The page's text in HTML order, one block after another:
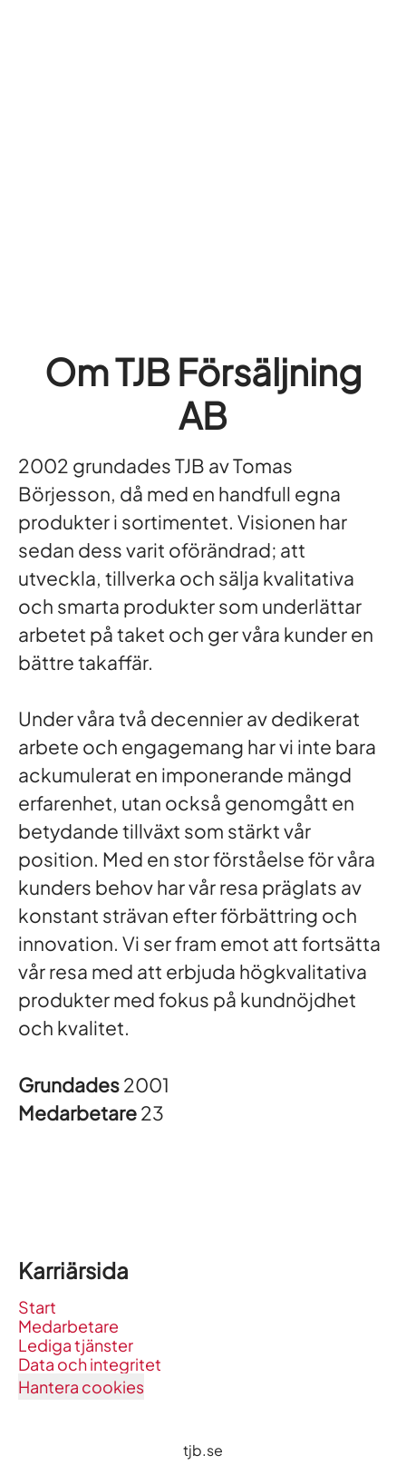
Om TJB Försäljning
AB
2002 grundades TJB av Tomas
Börjesson, då med en handfull egna
produkter i sortimentet. Visionen har
sedan dess varit oförändrad; att
utveckla, tillverka och sälja kvalitativa
och smarta produkter som underlättar
arbetet på taket och ger våra kunder en
bättre takaffär.
Under våra två decennier av dedikerat
arbete och engagemang har vi inte bara
ackumulerat en imponerande mängd
erfarenhet, utan också genomgått en
betydande tillväxt som stärkt vår
position. Med en stor förståelse för våra
kunders behov har vår resa präglats av
konstant strävan efter förbättring och
innovation. Vi ser fram emot att fortsätta
vår resa med att erbjuda högkvalitativa
produkter med fokus på kundnöjdhet
och kvalitet.
Grundades2001
Medarbetare23
Karriärsida
Start
Medarbetare
Lediga tjänster
Data och integritet
Hantera cookies
tjb.se